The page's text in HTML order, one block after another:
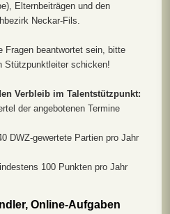
Elternbeiträgen und den
Neckar-Fils.
Fragen beantwortet sein, bitte
Stützpunktleiter schicken!
Verbleib im Talentstützpunkt:
der angebotenen Termine
DWZ-gewertete Partien pro Jahr
100 Punkten pro Jahr
Online-Aufgaben